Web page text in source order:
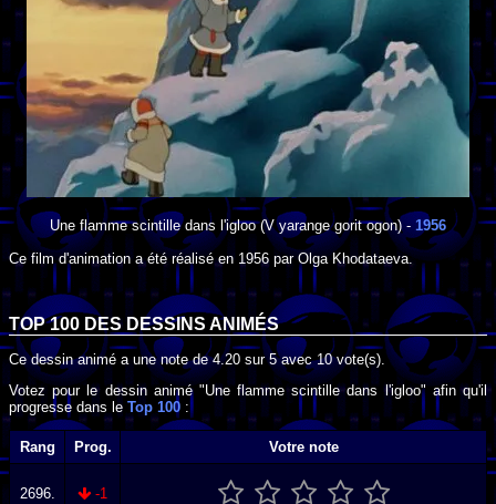
Une flamme scintille dans l'igloo(V yarange gorit ogon) - 1956
Ce film d'animation a été réalisé en 1956 parOlga Khodataeva.
TOP 100 DESDESSINS ANIMÉS
Ce dessin animé a une note de4.20 sur5avec10vote(s).
Votez pour le dessin animé "Une flamme scintille dans l'igloo" afin qu'il
progresse dans le Top 100 :
Rang Prog. Votre note
2696. -1